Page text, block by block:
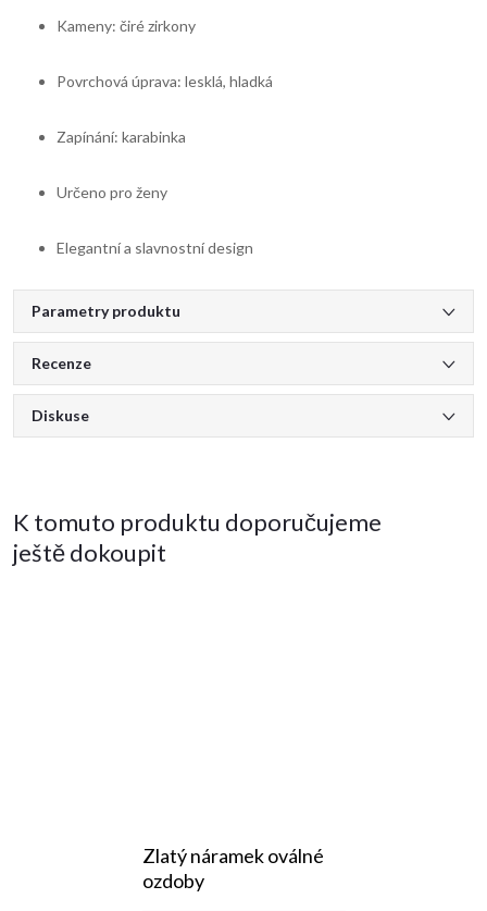
Kameny: čiré zirkony
Povrchová úprava: lesklá, hladká
Zapínání: karabinka
Určeno pro ženy
Elegantní a slavnostní design
Parametry produktu
Recenze
Diskuse
K tomuto produktu doporučujeme
ještě dokoupit
Zlatý náramek oválné
ozdoby